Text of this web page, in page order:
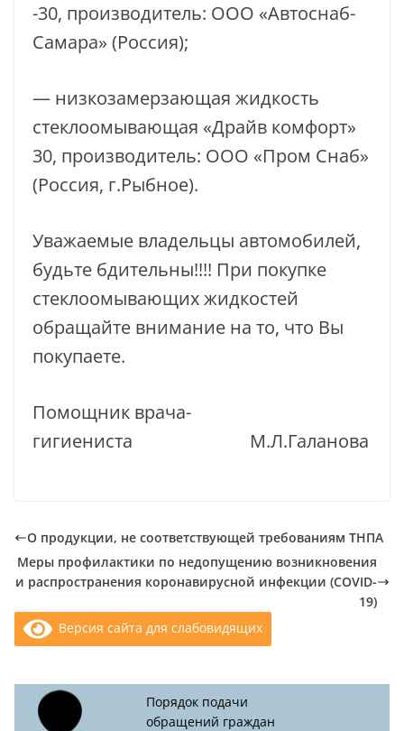
-30, производитель: ООО «Автоснаб-
Самара» (Россия);
— низкозамерзающая жидкость
стеклоомывающая «Драйв комфорт»
30, производитель: ООО «Пром Снаб»
(Россия, г.Рыбное).
Уважаемые владельцы автомобилей,
будьте бдительны!!!! При покупке
стеклоомывающих жидкостей
обращайте внимание на то, что Вы
покупаете.
Помощник врача-
гигиениста М.Л.Галанова
О продукции, не соответствующей требованиям ТНПА
Меры профилактики по недопущению возникновения
и распространения коронавирусной инфекции (COVID-
19)
Версия сайта для слабовидящих
Порядок подачи
обращений граждан